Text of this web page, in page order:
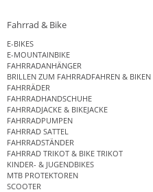
Fahrrad & Bike
E-BIKES
E-MOUNTAINBIKE
FAHRRADANHÄNGER
BRILLEN ZUM FAHRRADFAHREN & BIKEN
FAHRRÄDER
FAHRRADHANDSCHUHE
FAHRRADJACKE & BIKEJACKE
FAHRRADPUMPEN
FAHRRAD SATTEL
FAHRRADSTÄNDER
FAHRRAD TRIKOT & BIKE TRIKOT
KINDER- & JUGENDBIKES
MTB PROTEKTOREN
SCOOTER